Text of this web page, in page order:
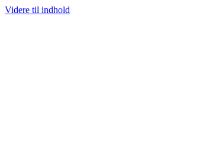
Videre til indhold